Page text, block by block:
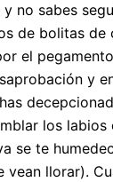
no sabes
de bolitas de
el
y
los labios
se te
vean llorar).